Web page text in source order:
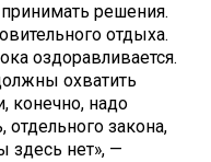
решения.
отдыха.
оздоравливается.
охватить
конечно, надо
закона,
здесь нет», —